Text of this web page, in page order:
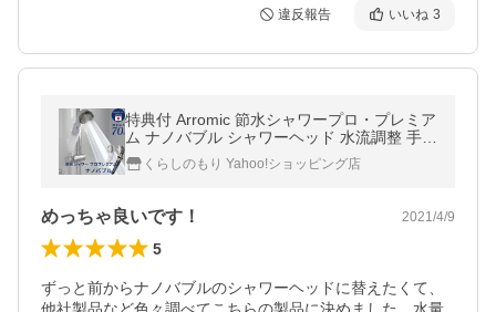
違反報告 いいね 3
特典付 Arromic 節水シャワープロ・プレミア
ム ナノバブル シャワーヘッド 水流調整 手元
止水 増圧 日本製 頭皮 ケア アラミック
くらしのもり Yahoo!ショッピング店
めっちゃ良いです！ 2021/4/9
5
ずっと前からナノバブルのシャワーヘッドに替えたくて、